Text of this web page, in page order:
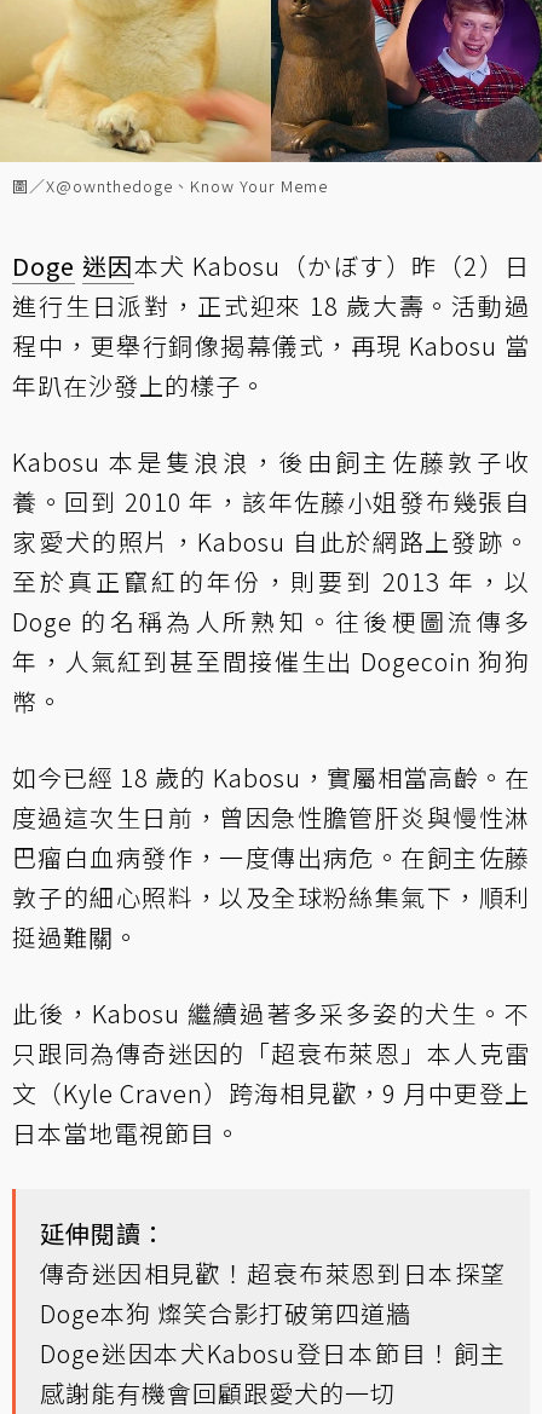
圖／X@ownthedoge、Know Your Meme
Doge 迷因本犬 Kabosu（かぼす）昨（2）日
進行生日派對，正式迎來 18 歲大壽。活動過
程中，更舉行銅像揭幕儀式，再現 Kabosu 當
年趴在沙發上的樣子。
Kabosu 本是隻浪浪，後由飼主佐藤敦子收
養。回到 2010 年，該年佐藤小姐發布幾張自
家愛犬的照片，Kabosu 自此於網路上發跡。
至於真正竄紅的年份，則要到 2013 年，以
Doge 的名稱為人所熟知。往後梗圖流傳多
年，人氣紅到甚至間接催生出 Dogecoin 狗狗
幣。
如今已經 18 歲的 Kabosu，實屬相當高齡。在
度過這次生日前，曾因急性膽管肝炎與慢性淋
巴瘤白血病發作，一度傳出病危。在飼主佐藤
敦子的細心照料，以及全球粉絲集氣下，順利
挺過難關。
此後，Kabosu 繼續過著多采多姿的犬生。不
只跟同為傳奇迷因的「超衰布萊恩」本人克雷
文（Kyle Craven）跨海相見歡，9 月中更登上
日本當地電視節目。
延伸閱讀：
傳奇迷因相見歡！超衰布萊恩到日本探望
Doge本狗 燦笑合影打破第四道牆
Doge迷因本犬Kabosu登日本節目！飼主
感謝能有機會回顧跟愛犬的一切